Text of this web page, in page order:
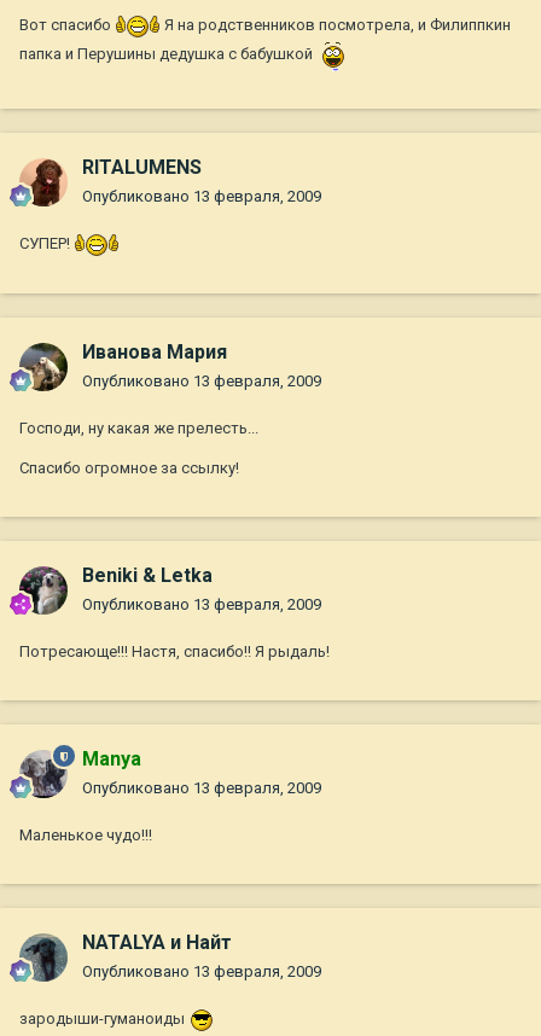
Вот спасибо
Я на родственников посмотрела, и Филиппкин
папка и Перушины дедушка с бабушкой
RITALUMENS
Опубликовано 13 февраля, 2009
СУПЕР!
Иванова Мария
Опубликовано 13 февраля, 2009
Господи, ну какая же прелесть...
Спасибо огромное за ссылку!
Beniki & Letka
Опубликовано 13 февраля, 2009
Потресающе!!! Настя, спасибо!! Я рыдаль!
Manya
Опубликовано 13 февраля, 2009
Маленькое чудо!!!
NATALYA и Найт
Опубликовано 13 февраля, 2009
зародыши-гуманоиды